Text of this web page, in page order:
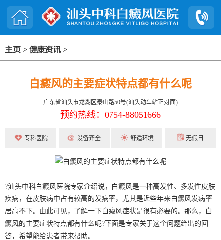
主页 > 健康资讯 >
白癜风的主要症状特点都有什么呢
广东省汕头市龙湖区泰山路50号(汕头动车站正对面)
预约热线：0754-88051666
专科医院 设备齐全 舒适环境 无假日
?汕头中科白癜风医院专家介绍说，白癜风是一种高发性、多发性皮肤
疾病，在皮肤病中占有较高的发病率，尤其是近些年来白癜风发病率
居高不下。由此可见，了解一下白癜风症状是很有必要的。那么，白
癜风的主要症状特点都有什么呢?下面是专家关于这个问题给出的回
答，希望能给患者带来帮助。